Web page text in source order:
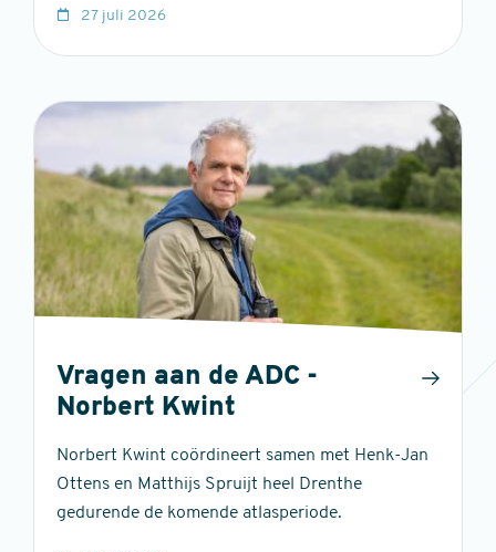
27 juli 2026
Vragen aan de ADC -
Norbert Kwint
Norbert Kwint coördineert samen met Henk-Jan
Ottens en Matthijs Spruijt heel Drenthe
gedurende de komende atlasperiode.